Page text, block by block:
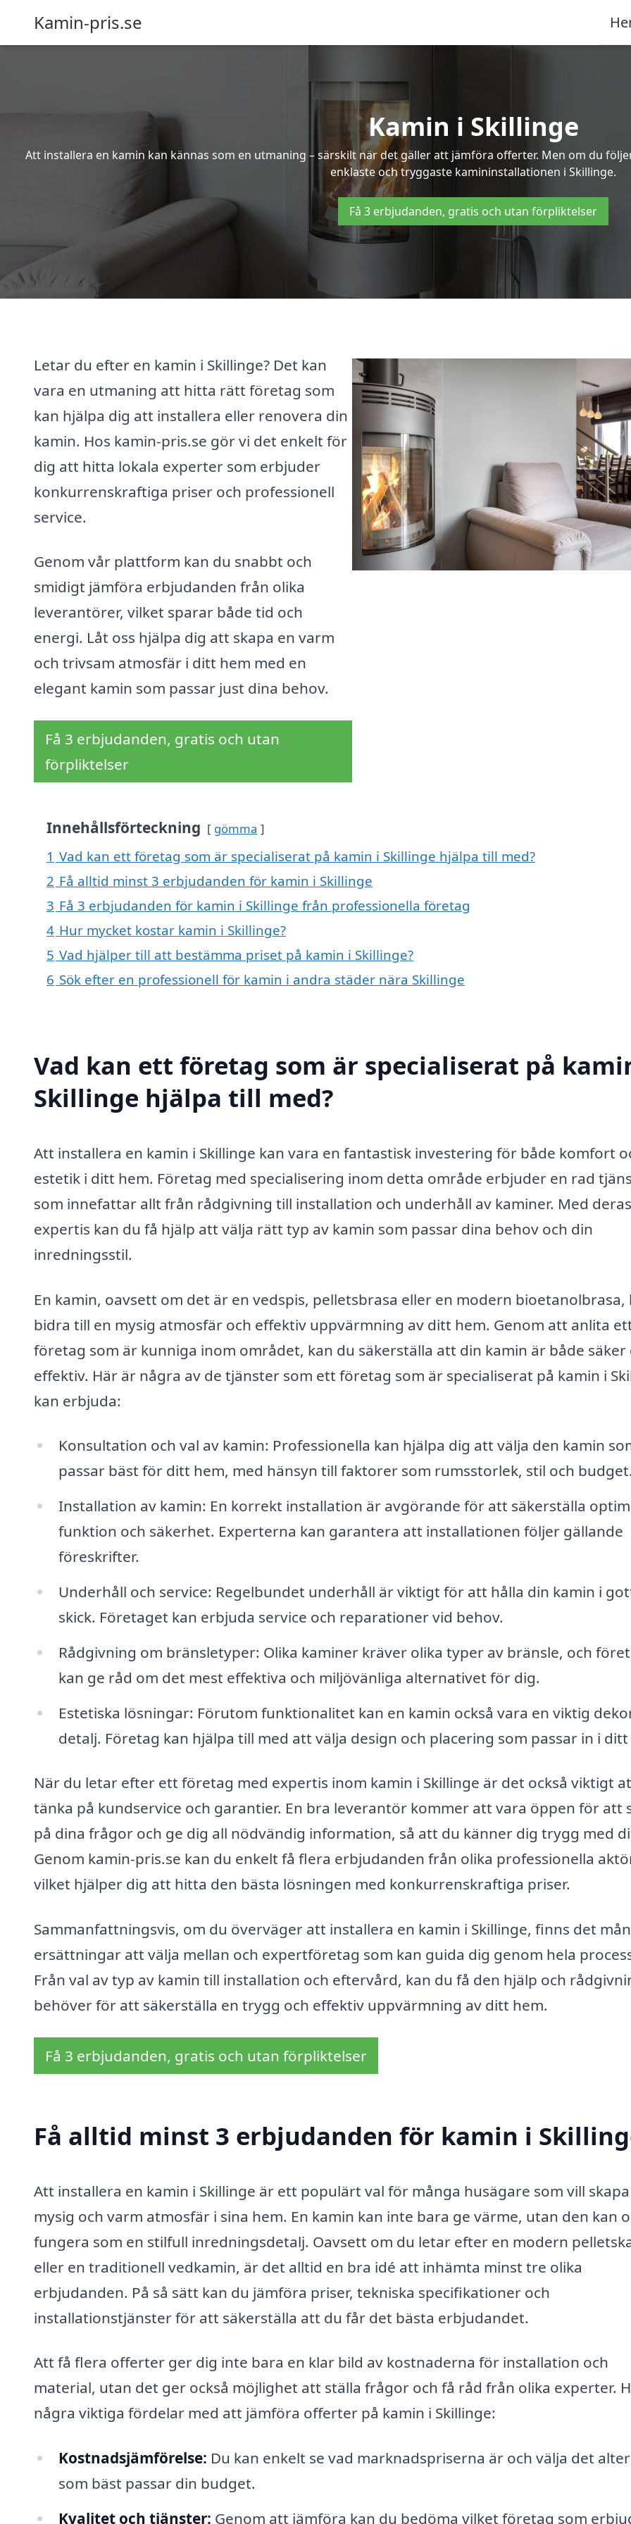
Kamin-pris.se
Kamin i Skillinge
Att installera en kamin kan kännas som en utmaning – särskilt när det gäller att jämföra offerter. Men om du
enklaste och tryggaste kamininstallationen i Skillinge.
Få 3 erbjudanden, gratis och utan förpliktelser
Letar du efter en kamin i Skillinge? Det kan
vara en utmaning att hitta rätt företag som
kan hjälpa dig att installera eller renovera din
kamin. Hos kamin-pris.se gör vi det enkelt för
dig att hitta lokala experter som erbjuder
konkurrenskraftiga priser och professionell
service.
Genom vår plattform kan du snabbt och
smidigt jämföra erbjudanden från olika
leverantörer, vilket sparar både tid och
energi. Låt oss hjälpa dig att skapa en varm
och trivsam atmosfär i ditt hem med en
elegant kamin som passar just dina behov.
Få 3 erbjudanden, gratis och utan
förpliktelser
Innehållsförteckning gömma
1 Vad kan ett företag som är specialiserat på kamin i Skillinge hjälpa till med?
2 Få alltid minst 3 erbjudanden för kamin i Skillinge
3 Få 3 erbjudanden för kamin i Skillinge från professionella företag
4 Hur mycket kostar kamin i Skillinge?
5 Vad hjälper till att bestämma priset på kamin i Skillinge?
6 Sök efter en professionell för kamin i andra städer nära Skillinge
Vad kan ett företag som är specialiserat på
Skillinge hjälpa till med?
Att installera en kamin i Skillinge kan vara en fantastisk investering för både komfort
estetik i ditt hem. Företag med specialisering inom detta område erbjuder en rad
som innefattar allt från rådgivning till installation och underhåll av kaminer. Med deras
expertis kan du få hjälp att välja rätt typ av kamin som passar dina behov och din
inredningsstil.
En kamin, oavsett om det är en vedspis, pelletsbrasa eller en modern bioetanolbrasa,
bidra till en mysig atmosfär och effektiv uppvärmning av ditt hem. Genom att anlita
företag som är kunniga inom området, kan du säkerställa att din kamin är både säker
effektiv. Här är några av de tjänster som ett företag som är specialiserat på kamin i
kan erbjuda:
Konsultation och val av kamin: Professionella kan hjälpa dig att välja den kamin
passar bäst för ditt hem, med hänsyn till faktorer som rumsstorlek, stil och budget.
Installation av kamin: En korrekt installation är avgörande för att säkerställa
funktion och säkerhet. Experterna kan garantera att installationen följer gällande
föreskrifter.
Underhåll och service: Regelbundet underhåll är viktigt för att hålla din kamin i
skick. Företaget kan erbjuda service och reparationer vid behov.
Rådgivning om bränsletyper: Olika kaminer kräver olika typer av bränsle, och
kan ge råd om det mest effektiva och miljövänliga alternativet för dig.
Estetiska lösningar: Förutom funktionalitet kan en kamin också vara en viktig
detalj. Företag kan hjälpa till med att välja design och placering som passar in i ditt
När du letar efter ett företag med expertis inom kamin i Skillinge är det också viktigt
tänka på kundservice och garantier. En bra leverantör kommer att vara öppen för att
på dina frågor och ge dig all nödvändig information, så att du känner dig trygg med
Genom kamin-pris.se kan du enkelt få flera erbjudanden från olika professionella
vilket hjälper dig att hitta den bästa lösningen med konkurrenskraftiga priser.
Sammanfattningsvis, om du överväger att installera en kamin i Skillinge, finns det
ersättningar att välja mellan och expertföretag som kan guida dig genom hela
Från val av typ av kamin till installation och eftervård, kan du få den hjälp och
behöver för att säkerställa en trygg och effektiv uppvärmning av ditt hem.
Få 3 erbjudanden, gratis och utan förpliktelser
Få alltid minst 3 erbjudanden för kamin i
Att installera en kamin i Skillinge är ett populärt val för många husägare som vill
mysig och varm atmosfär i sina hem. En kamin kan inte bara ge värme, utan den kan
fungera som en stilfull inredningsdetalj. Oavsett om du letar efter en modern
eller en traditionell vedkamin, är det alltid en bra idé att inhämta minst tre olika
erbjudanden. På så sätt kan du jämföra priser, tekniska specifikationer och
installationstjänster för att säkerställa att du får det bästa erbjudandet.
Att få flera offerter ger dig inte bara en klar bild av kostnaderna för installation och
material, utan det ger också möjlighet att ställa frågor och få råd från olika experter.
några viktiga fördelar med att jämföra offerter på kamin i Skillinge:
Kostnadsjämförelse: Du kan enkelt se vad marknadspriserna är och välja det
som bäst passar din budget.
Kvalitet och tjänster: Genom att jämföra kan du bedöma vilket företag som